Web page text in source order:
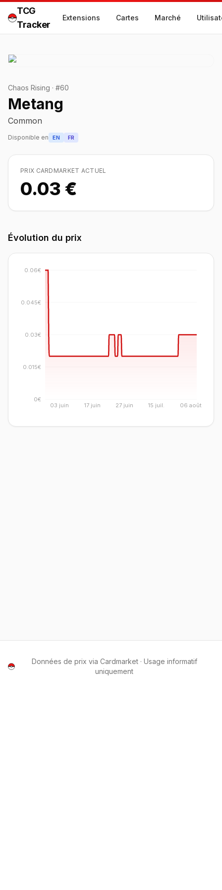
TCG
Tracker
Extensions Cartes Marché
Chaos Rising · #60
Metang
Common
Disponible en EN FR
PRIX CARDMARKET ACTUEL
0.03 €
Évolution du prix
03 juin 17 juin 27 juin 15 juil. 06 août
0€
0.015€
0.03€
0.045€
0.06€
Données de prix via Cardmarket · Usage informatif
uniquement